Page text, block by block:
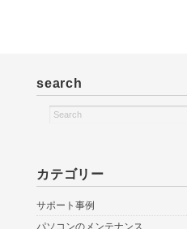
search
カテゴリー
サポート事例
パソコンのメンテナンス